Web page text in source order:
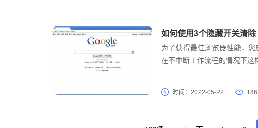
如何使用3个隐藏开关清
为了获得最佳浏览器性能，
在不中断工作流程的情况下这
时间：2022-05-22 186